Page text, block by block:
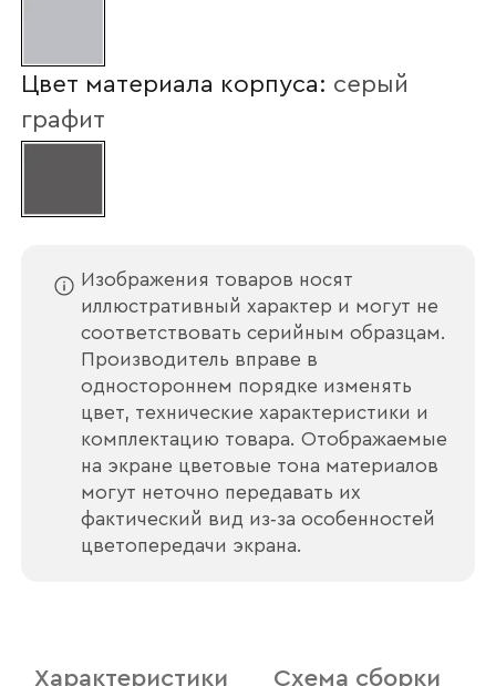
Цвет материала корпуса: серый
графит
Изображения товаров носят
иллюстративный характер и могут не
соответствовать серийным образцам.
Производитель вправе в
одностороннем порядке изменять
цвет, технические характеристики и
комплектацию товара. Отображаемые
на экране цветовые тона материалов
могут неточно передавать их
фактический вид из‑за особенностей
цветопередачи экрана.
Характеристики Схема сборки
Ваше имя
Наименование организации